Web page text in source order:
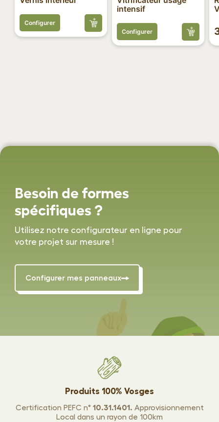
Configurer
intensif
Configurer
Besoin de formes
spécifiques ?
Utilisez notre configurateur en ligne pour
votre projet sur mesure !
Configurer mes panneaux
Produits 100% Vosges
Certification PEFC n° 10.31.1401. Approvisionnement
Local dans un rayon de 100km